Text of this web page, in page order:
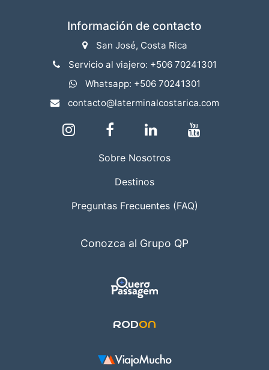
Información de contacto
San José, Costa Rica
Servicio al viajero: +506 70241301
Whatsapp: +506 70241301
contacto@laterminalcostarica.com
Sobre Nosotros
Destinos
Preguntas Frecuentes (FAQ)
Conozca al Grupo QP